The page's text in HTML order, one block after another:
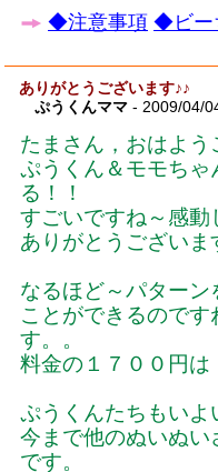
◆注意事項 ◆ビー
ありがとうございます♪♪
ぷうくんママ - 2009/04/
たまさん，おはよう
ぷうくん＆モモち
る！！
すごいですね～感動
ありがとうございま
なるほど～パター
ことができるので
す。。
料金の１７００円
ぷうくんたちもいよ
今まで他のぬいぬ
です。